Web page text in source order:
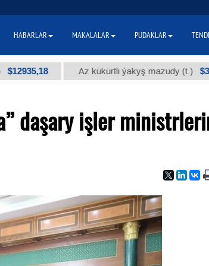
Az kükürtli ýakyş mazudy (t.) $300
daşary işler
HABARLAR MAKALALAR PUDAKLAR